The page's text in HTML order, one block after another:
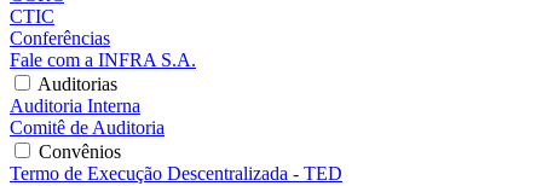
CTIC
Conferências
Fale com a INFRA S.A.
Auditorias
Auditoria Interna
Comitê de Auditoria
Convênios
Termo de Execução Descentralizada - TED